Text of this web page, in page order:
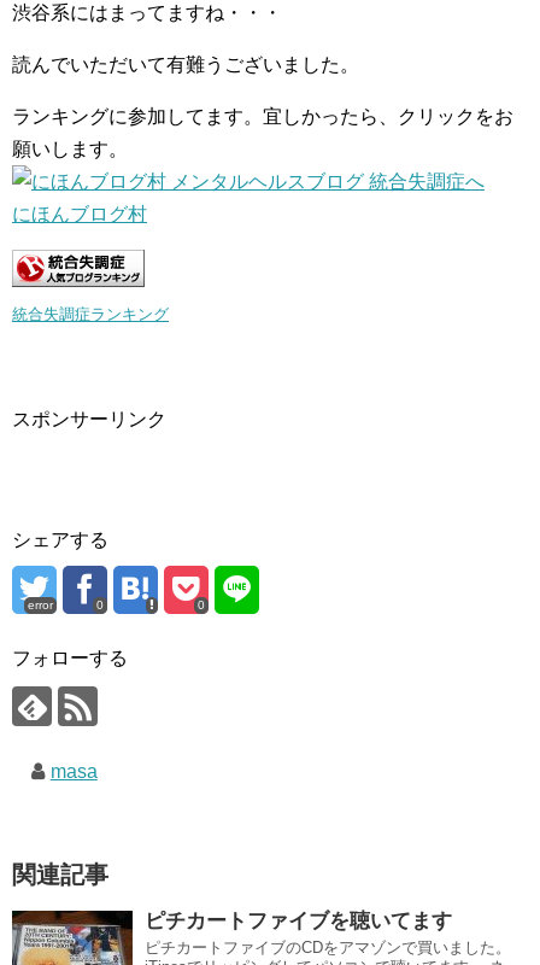
渋谷系にはまってますね・・・
読んでいただいて有難うございました。
ランキングに参加してます。宜しかったら、クリックをお
願いします。
にほんブログ村
統合失調症ランキング
スポンサーリンク
シェアする
error 0 0
フォローする
masa
関連記事
ピチカートファイブを聴いてます
ピチカートファイブのCDをアマゾンで買いました。